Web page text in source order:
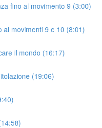
fino al movimento 9 (3:00)
ai movimenti 9 e 10 (8:01)
il mondo (16:17)
(19:06)